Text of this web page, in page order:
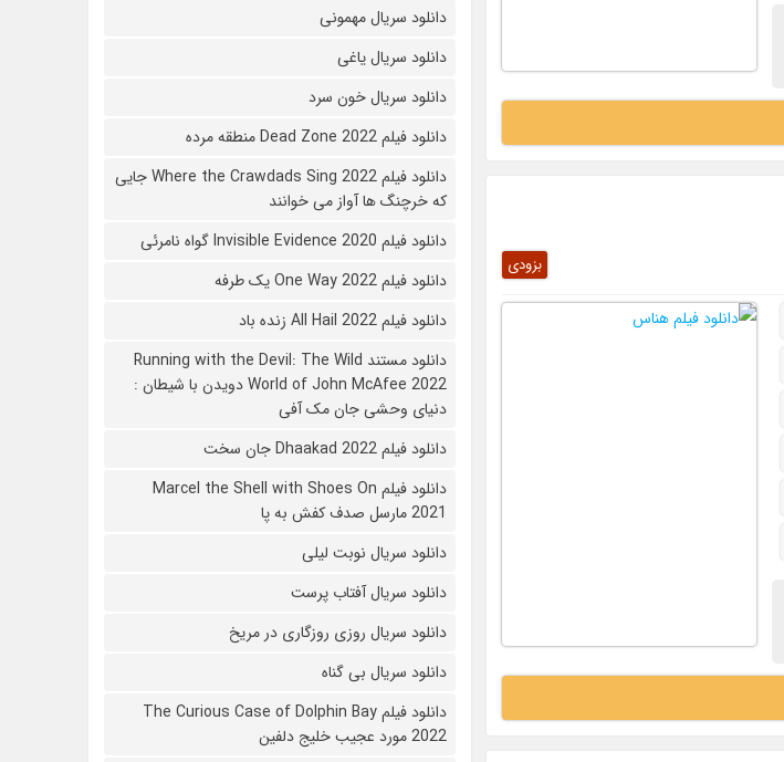
بزودی
دانلود سریال مهمونی
دانلود سریال یاغی
دانلود سریال خون سرد
دانلود فیلم 2022 Dead Zone منطقه مرده
دانلود فیلم Where the Crawdads Sing 2022 جایی
که خرچنگ ها آواز می خوانند
دانلود فیلم 2020 Invisible Evidence گواه نامرئی
دانلود فیلم One Way 2022 یک طرفه
دانلود فیلم All Hail 2022 زنده باد
دانلود مستند Running with the Devil: The Wild
World of John McAfee 2022 دویدن با شیطان :
دنیای وحشی جان مک آفی
دانلود فیلم Dhaakad 2022 جان سخت
دانلود فیلم Marcel the Shell with Shoes On
2021 مارسل صدف کفش به پا
دانلود سریال نوبت لیلی
دانلود سریال آفتاب پرست
دانلود سریال روزی روزگاری در مریخ
دانلود سریال بی گناه
دانلود فیلم The Curious Case of Dolphin Bay
2022 مورد عجیب خلیج دلفین